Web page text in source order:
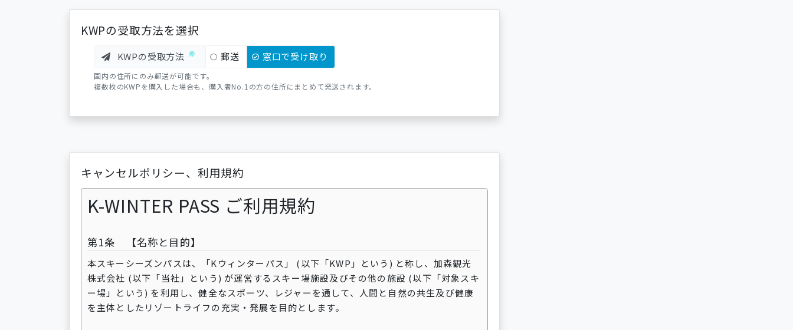
KWPの受取方法を選択
KWPの受取方法 郵送 窓口で受け取り
国内の住所にのみ郵送が可能です。
複数枚のKWPを購入した場合も、購入者No.1の方の住所にまとめて発送されます。
キャンセルポリシー、利用規約
K-WINTER PASS ご利用規約
第1条 【名称と目的】
本スキーシーズンパスは、「Kウィンターパス」 (以下「KWP」という) と称し、加森観光
株式会社 (以下「当社」という) が運営するスキー場施設及びその他の施設 (以下「対象スキ
ー場」という) を利用し、健全なスポーツ、レジャーを通して、人間と自然の共生及び健康
を主体としたリゾートライフの充実・発展を目的とします。